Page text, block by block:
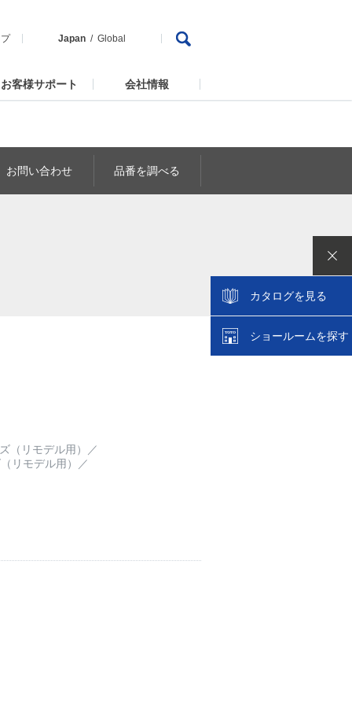
Japan Global
お客様サポート 会社情報
お問い合わせ 品番を調べる
カタログを見る
ショールームを探す
（リモデル用）
／
リモデル用）
／